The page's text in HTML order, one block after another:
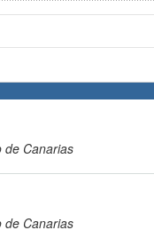
de Canarias
de Canarias